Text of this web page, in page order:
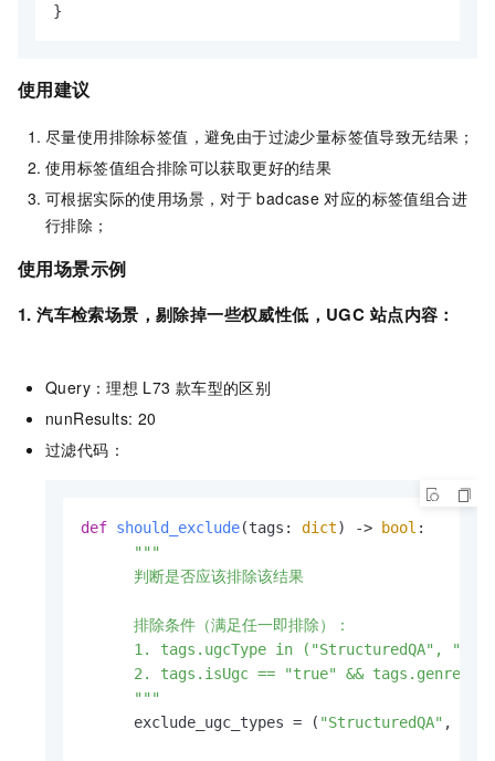
}
使用建议
尽量使用排除标签值，避免由于过滤少量标签值导致无结果；
使用标签值组合排除可以获取更好的结果
可根据实际的使用场景，对于 badcase 对应的标签值组合进
行排除；
使用场景示例
1. 汽车检索场景，剔除掉一些权威性低，UGC 站点内容：
Query：理想 L73 款车型的区别
nunResults: 20
过滤代码：
def should_exclude(tags: dict) -> bool
判
      排除条件（满足任一即排除）：
1. tags.ugcType in ("StructuredQA",
2. tags.isUgc == "true" && tags.genre ==
      """
      exclude_ugc_types = (
"StructuredQA" ,